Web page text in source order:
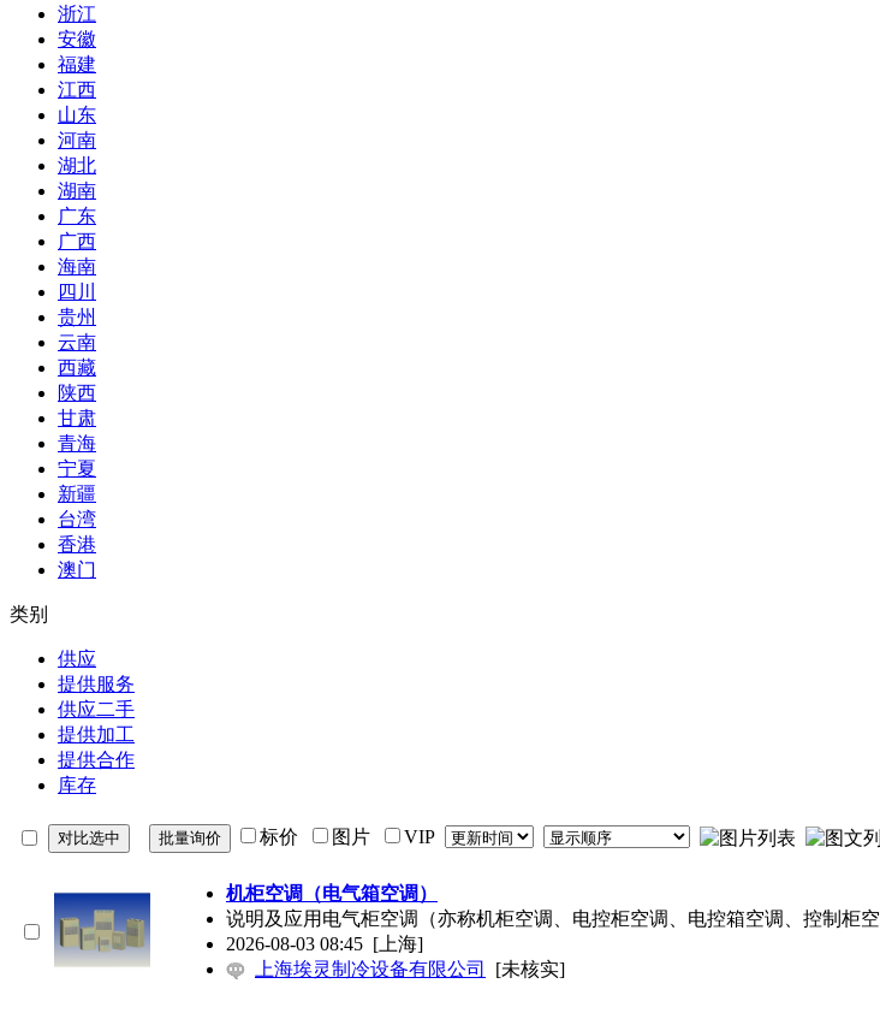
浙江
安徽
福建
江西
山东
河南
湖北
湖南
广东
广西
海南
四川
贵州
云南
西藏
陕西
甘肃
青海
宁夏
新疆
台湾
香港
澳门
类别
供应
提供服务
供应二手
提供加工
提供合作
库存
标价 图片 VIP
机柜空调（电气箱空调）
说明及应用电气柜空调（亦称机柜空调、电控柜空调、电控箱空调、控制柜
2026-08-03 08:45 [上海]
上海埃灵制冷设备有限公司
[未核实]